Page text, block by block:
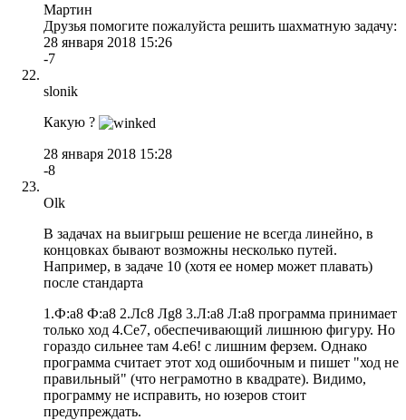
Мартин
Друзья помогите пожалуйста решить шахматную задачу:
28 января 2018 15:26
-7
slonik
Какую ?
28 января 2018 15:28
-8
Olk
В задачах на выигрыш решение не всегда линейно, в
концовках бывают возможны несколько путей.
Например, в задаче 10 (хотя ее номер может плавать)
после стандарта
1.Ф:a8 Ф:a8 2.Лс8 Лg8 3.Л:a8 Л:a8 программа принимает
только ход 4.Сe7, обеспечивающий лишнюю фигуру. Но
гораздо сильнее там 4.e6! c лишним ферзем. Однако
программа считает этот ход ошибочным и пишет "ход не
правильный" (что неграмотно в квадрате). Видимо,
программу не исправить, но юзеров стоит
предупреждать.